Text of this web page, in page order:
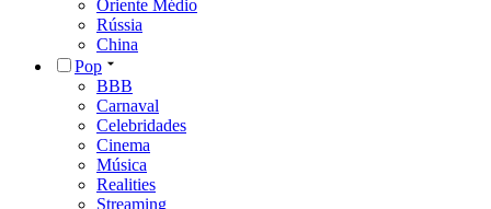
Oriente Médio
Rússia
China
Pop
BBB
Carnaval
Celebridades
Cinema
Música
Realities
Streaming